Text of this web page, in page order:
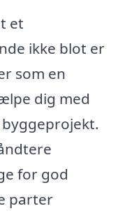
et
ikke blot er
som en
dig med
for god
parter